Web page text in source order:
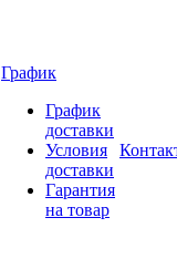
График
График
доставки
Условия
доставки
Гарантия
на товар